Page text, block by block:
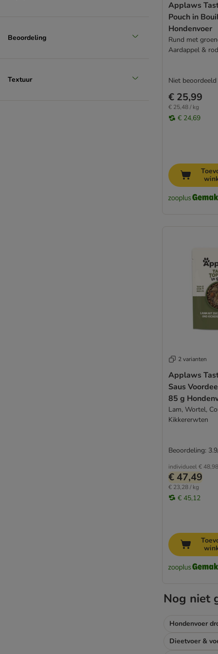
Voer voor overgewicht
Beoordeling
Textuur
Applaws
Pouch in
Hondenvoer
Rund met
Aardappel &
€ 25,99
€ 25,48 / kg
€ 24,69
Niet beoordeeld
2 varianten
Applaws
Saus
85 g
Lam, Wortel,
Kikkererwten
individueel€ 48,98
€ 47,49
€ 23,28 / kg
€ 45,12
Beoordeling:
Nog niet
Hondenvoer